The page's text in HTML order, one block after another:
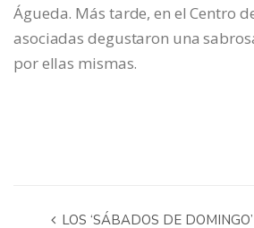
Águeda. Más tarde, en el Centro
asociadas degustaron una
por ellas mismas.
LOS ‘SÁBADOS DE